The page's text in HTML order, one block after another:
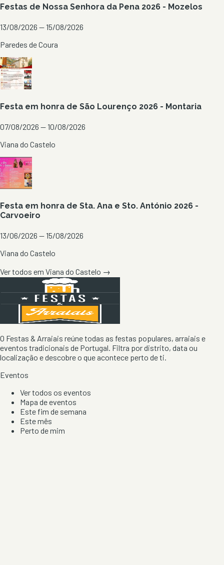
Festas de Nossa Senhora da Pena 2026 - Mozelos
13/08/2026 — 15/08/2026
Paredes de Coura
Festa em honra de São Lourenço 2026 - Montaria
07/08/2026 — 10/08/2026
Viana do Castelo
Festa em honra de Sta. Ana e Sto. António 2026 -
Carvoeiro
13/06/2026 — 15/08/2026
Viana do Castelo
Ver todos em Viana do Castelo →
O Festas & Arraiais reúne todas as festas populares, arraiais e
eventos tradicionais de Portugal. Filtra por distrito, data ou
localização e descobre o que acontece perto de ti.
Eventos
Ver todos os eventos
Mapa de eventos
Este fim de semana
Este mês
Perto de mim